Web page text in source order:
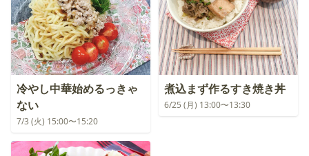
冷やし中華始めるっきゃ
ない
7/3 (火) 15:00〜15:20
煮込まず作るすき焼き丼
6/25 (月) 13:00〜13:30